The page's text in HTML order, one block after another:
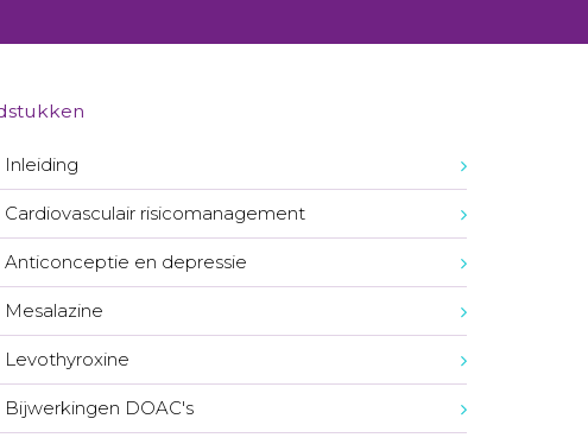
Inleiding
Cardiovasculair risicomanagement
Anticonceptie en depressie
Mesalazine
Levothyroxine
Bijwerkingen DOAC's